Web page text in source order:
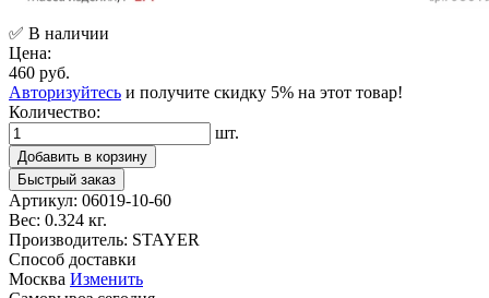
✅ В наличии
Цена:
460 руб.
Авторизуйтесь и получите скидку 5% на этот товар!
Количество:
шт.
Добавить в корзину
Быстрый заказ
Артикул: 06019-10-60
Вес: 0.324 кг.
Производитель: STAYER
Способ доставки
Москва Изменить